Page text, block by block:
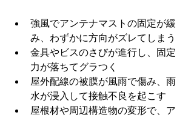
強風でアンテナマストの固定が緩
み、わずかに方向がズレてしまう
金具やビスのさびが進行し、固定
力が落ちてグラつく
屋外配線の被膜が風雨で傷み、雨
水が浸入して接触不良を起こす
屋根材や周辺構造物の変形で、ア